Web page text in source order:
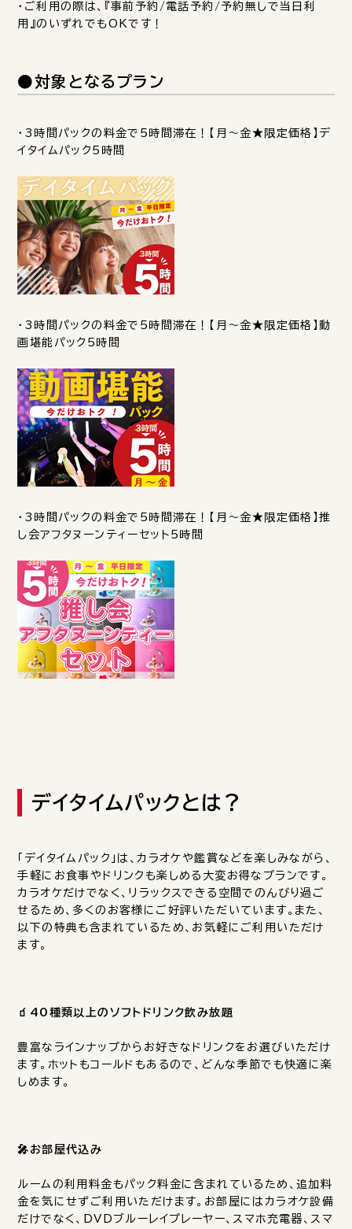
・ご利用の際は、『事前予約/電話予約/予約無しで当日利
用』のいずれでもOKです！
●対象となるプラン
・3時間パックの料金で5時間滞在！【月～金★限定価格】デ
イタイムパック5時間
・3時間パックの料金で5時間滞在！【月～金★限定価格】動
画堪能パック5時間
・3時間パックの料金で5時間滞在！【月～金★限定価格】推
し会アフタヌーンティーセット5時間
デイタイムパックとは？
「デイタイムパック」は、カラオケや鑑賞などを楽しみながら、
手軽にお食事やドリンクも楽しめる大変お得なプランです。
カラオケだけでなく、リラックスできる空間でのんびり過ご
せるため、多くのお客様にご好評いただいています。また、
以下の特典も含まれているため、お気軽にご利用いただけ
ます。
🧃40種類以上のソフトドリンク飲み放題
豊富なラインナップからお好きなドリンクをお選びいただけ
ます。ホットもコールドもあるので、どんな季節でも快適に楽
しめます。
🎤お部屋代込み
ルームの利用料金もパック料金に含まれているため、追加料
金を気にせずご利用いただけます。お部屋にはカラオケ設備
だけでなく、DVDブルーレイプレーヤー、スマホ充電器、スマ